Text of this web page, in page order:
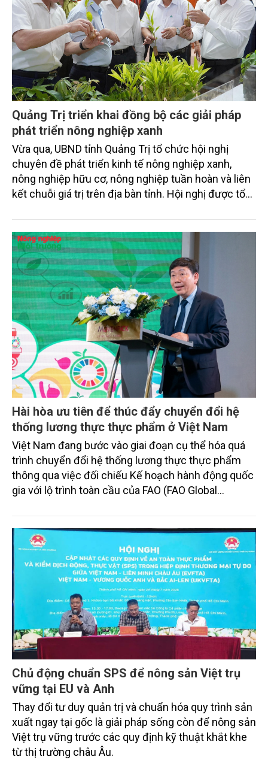
Quảng Trị triển khai đồng bộ các giải pháp
phát triển nông nghiệp xanh
Vừa qua, UBND tỉnh Quảng Trị tổ chức hội nghị
chuyên đề phát triển kinh tế nông nghiệp xanh,
nông nghiệp hữu cơ, nông nghiệp tuần hoàn và liên
kết chuỗi giá trị trên địa bàn tỉnh. Hội nghị được tổ
đến các xã, phường.
Hài hòa ưu tiên để thúc đẩy chuyển đổi hệ
thống lương thực thực phẩm ở Việt Nam
Việt Nam đang bước vào giai đoạn cụ thể hóa quá
trình chuyển đổi hệ thống lương thực thực phẩm
thông qua việc đối chiếu Kế hoạch hành động quốc
gia với lộ trình toàn cầu của FAO (FAO Global
tăng cường phối hợp giữa các đối tác và huy động
nguồn lực cho giai đoạn 2026-2030. Đây là nội dung
trọng tâm được thảo luận tại Hội thảo "Chuyển đổi
hệ thống lương thực thực phẩm ở Việt Nam trong
tiến trình toàn cầu: Hài hòa các ưu tiên, thúc đẩy
hợp tác và triển khai thực hiện", diễn ra trong 02
ngày 28-29/7 tại Hà Nội.
Chủ động chuẩn SPS để nông sản Việt trụ
vững tại EU và Anh
Thay đổi tư duy quản trị và chuẩn hóa quy trình sản
xuất ngay tại gốc là giải pháp sống còn để nông sản
Việt trụ vững trước các quy định kỹ thuật khắt khe
từ thị trường châu Âu.